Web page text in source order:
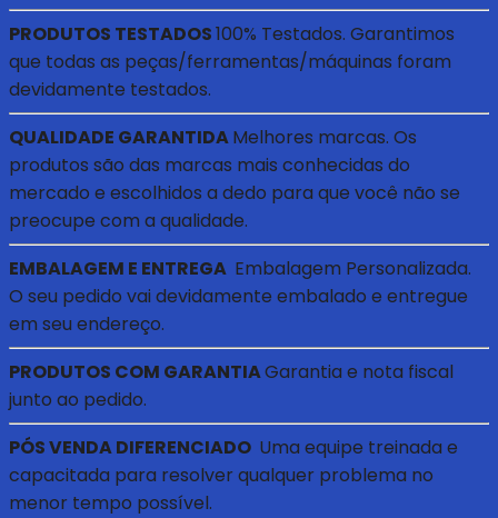
PRODUTOS TESTADOS100% Testados. Garantimos
que todas as peças/ferramentas/máquinas foram
devidamente testados.
QUALIDADE GARANTIDAMelhores marcas. Os
produtos são das marcas mais conhecidas do
mercado e escolhidos a dedo para que você não se
preocupe com a qualidade.
EMBALAGEM E ENTREGA Embalagem Personalizada.
O seu pedido vai devidamente embalado e entregue
em seu endereço.
PRODUTOS COM GARANTIAGarantia e nota fiscal
junto ao pedido.
PÓS VENDA DIFERENCIADO Uma equipe treinada e
capacitada para resolver qualquer problema no
menor tempo possível.